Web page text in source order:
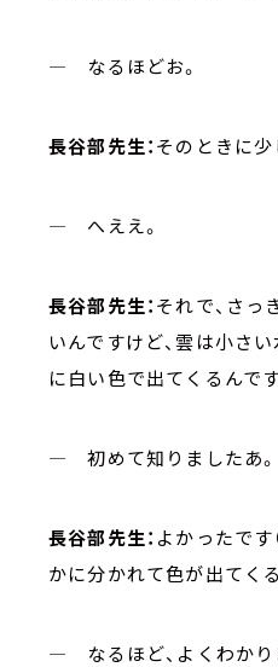
― なるほどお。
長谷部先生：そのときに少
― へええ。
長谷部先生：それで、さっ
いんですけど、雲は小さ
に白い色で出てくるんで
― 初めて知りましたあ。
長谷部先生： よかったです
かに分かれて色が出てく
― なるほど、よくわかり